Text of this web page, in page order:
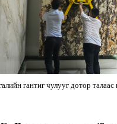
гантиг чулууг дотор талаас